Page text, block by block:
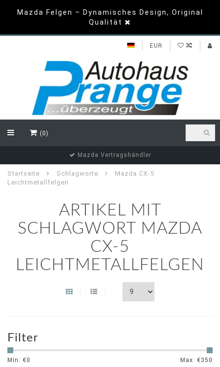
Mazda Felgen – Dynamisches Design, Original
Qualität
EUR
(0)
Mazda Vertragshändler
Startseite Schlagworte
Mazda CX-5
Leichtmetallfelgen
ARTIKEL MIT
SCHLAGWORT MAZDA
CX-5
LEICHTMETALLFELGEN
Filter
Min: €0 Max: €350